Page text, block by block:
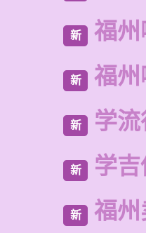
新 福
新 福
新 学
新 学
新 福